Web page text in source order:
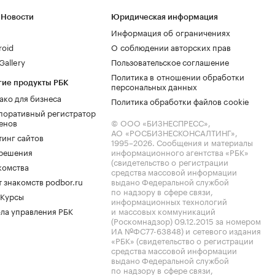
продукты РБК
для бизнеса
регистратор
сайтов
знакомств podbor.ru
управления РБК
Юридическая информация
Информация об ограничениях
О соблюдении авторских прав
Пользовательское соглашение
Политика в отношении обработки
персональных данных
Политика обработки файлов cookie
© ООО «БИЗНЕСПРЕСС»,
АО «РОСБИЗНЕСКОНСАЛТИНГ»,
1995–2026. Сообщения и материалы
информационного агентства «РБК»
(свидетельство о регистрации
средства массовой информации
выдано Федеральной службой
по надзору в сфере связи,
информационных технологий
и массовых коммуникаций
(Роскомнадзор) 09.12.2015 за номером
ИА №ФС77-63848) и сетевого издания
«РБК» (свидетельство о регистрации
средства массовой информации
выдано Федеральной службой
по надзору в сфере связи,